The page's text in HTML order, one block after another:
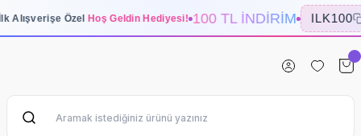
Alışverişe Özel Hoş Geldin Hediyesi! 100 TL İNDİRİM ILK100